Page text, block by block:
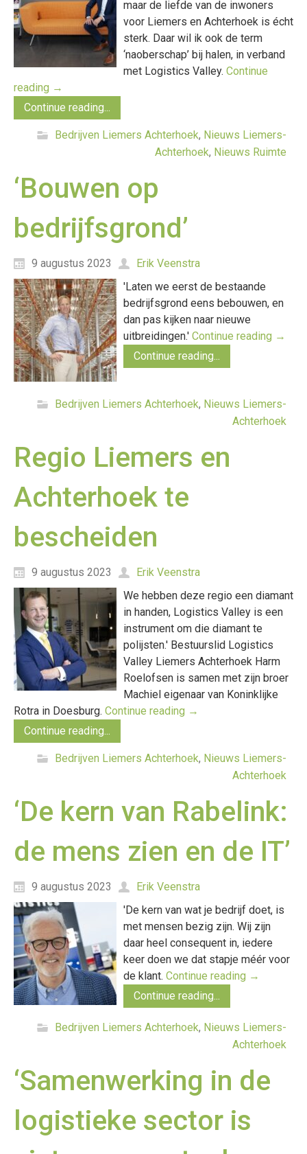
maar de liefde van de inwoners
voor Liemers en Achterhoek is écht
sterk. Daar wil ik ook de term
‘naoberschap’ bij halen, in verband
met Logistics Valley. Continue
reading →
Continue reading...
Bedrijven Liemers Achterhoek, Nieuws Liemers-
Achterhoek, Nieuws Ruimte
‘Bouwen op
bedrijfsgrond’
9 augustus 2023
Erik Veenstra
'Laten we eerst de bestaande
bedrijfsgrond eens bebouwen, en
dan pas kijken naar nieuwe
uitbreidingen.' Continue reading →
Continue reading...
Bedrijven Liemers Achterhoek, Nieuws Liemers-
Achterhoek
Regio Liemers en
Achterhoek te
bescheiden
9 augustus 2023
Erik Veenstra
We hebben deze regio een diamant
in handen, Logistics Valley is een
instrument om die diamant te
polijsten.' Bestuurslid Logistics
Valley Liemers Achterhoek Harm
Roelofsen is samen met zijn broer
Machiel eigenaar van Koninklijke
Rotra in Doesburg. Continue reading →
Continue reading...
Bedrijven Liemers Achterhoek, Nieuws Liemers-
Achterhoek
‘De kern van Rabelink:
de mens zien en de IT’
9 augustus 2023
Erik Veenstra
'De kern van wat je bedrijf doet, is
met mensen bezig zijn. Wij zijn
daar heel consequent in, iedere
keer doen we dat stapje méér voor
de klant. Continue reading →
Continue reading...
Bedrijven Liemers Achterhoek, Nieuws Liemers-
Achterhoek
‘Samenwerking in de
logistieke sector is